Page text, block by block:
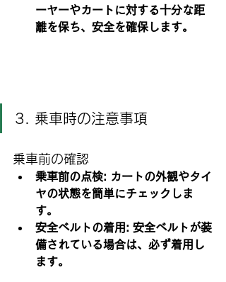
ーヤーやカートに対する十分な距
離を保ち、安全を確保します。
3. 乗車時の注意事項
乗車前の確認
乗車前の点検: カートの外観やタイ
ヤの状態を簡単にチェックしま
す。
安全ベルトの着用: 安全ベルトが装
備されている場合は、必ず着用し
ます。